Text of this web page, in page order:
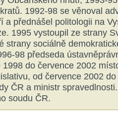
1992-98 se věnoval
a přednášel politologii na
1995 vystoupil ze strany
strany sociálně
98 předseda
do července 2002
od července 2002
ČR a ministr
soudu ČR.